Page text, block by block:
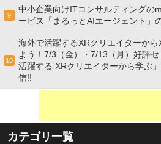
9
中小企業向けITコンサルティングの
ービス「まるっとAIエージェント」
10
海外で活躍するXRクリエイターか
よう！7/3（金）・7/13（月）好評
活躍する XRクリエイターから学ぶ
信!!
カテゴリ一覧